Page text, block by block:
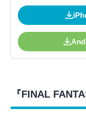
『FINAL